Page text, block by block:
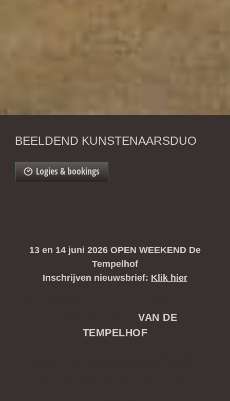
BEELDEND KUNSTENAARSDUO
Logies & bookings
13 en 14 juni 2026 OPEN WEEKEND De
Tempelhof
Inschrijven nieuwsbrief: Klik hier
VAN DE
TEMPELHOF